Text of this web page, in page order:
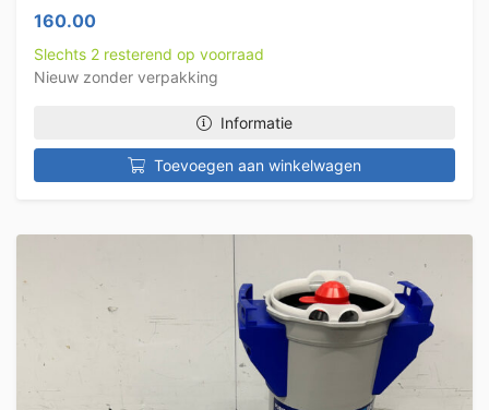
160.00
Slechts 2 resterend op voorraad
Nieuw zonder verpakking
Informatie
Toevoegen aan winkelwagen